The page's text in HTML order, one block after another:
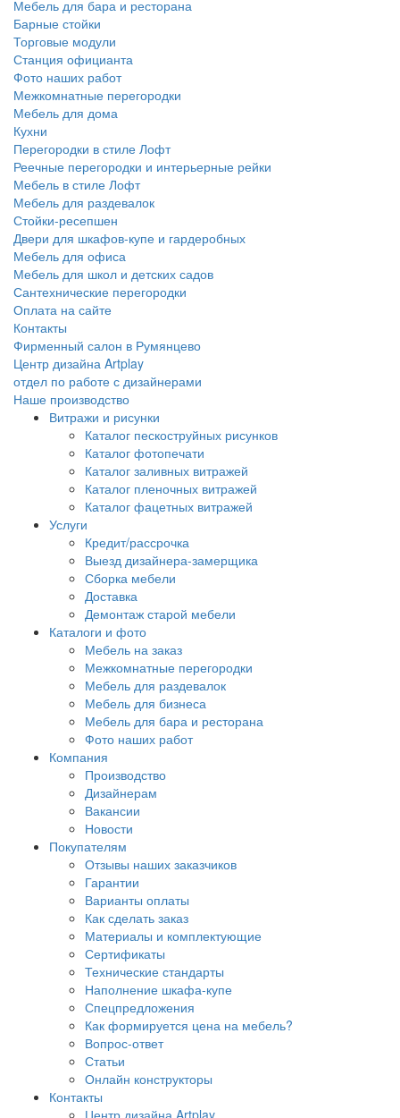
Мебель для бара и ресторана
Барные стойки
Торговые модули
Станция официанта
Фото наших работ
Межкомнатные перегородки
Мебель для дома
Кухни
Перегородки в стиле Лофт
Реечные перегородки и интерьерные рейки
Мебель в стиле Лофт
Мебель для раздевалок
Стойки-ресепшен
Двери для шкафов-купе и гардеробных
Мебель для офиса
Мебель для школ и детских садов
Сантехнические перегородки
Оплата на сайте
Контакты
Фирменный салон в Румянцево
Центр дизайна Artplay
отдел по работе с дизайнерами
Наше производство
Витражи и рисунки
Каталог пескоструйных рисунков
Каталог фотопечати
Каталог заливных витражей
Каталог пленочных витражей
Каталог фацетных витражей
Услуги
Кредит/рассрочка
Выезд дизайнера-замерщика
Сборка мебели
Доставка
Демонтаж старой мебели
Каталоги и фото
Мебель на заказ
Межкомнатные перегородки
Мебель для раздевалок
Мебель для бизнеса
Мебель для бара и ресторана
Фото наших работ
Компания
Производство
Дизайнерам
Вакансии
Новости
Покупателям
Отзывы наших заказчиков
Гарантии
Варианты оплаты
Как сделать заказ
Материалы и комплектующие
Сертификаты
Технические стандарты
Наполнение шкафа-купе
Спецпредложения
Как формируется цена на мебель?
Вопрос-ответ
Статьи
Онлайн конструкторы
Контакты
Центр дизайна Artplay